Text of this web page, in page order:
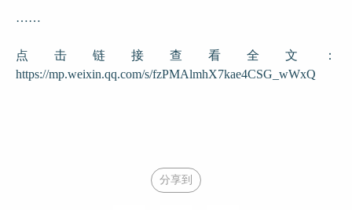
……
点击链接查看全文：
https://mp.weixin.qq.com/s/fzPMAlmhX7kae4CSG_wWxQ
分享到